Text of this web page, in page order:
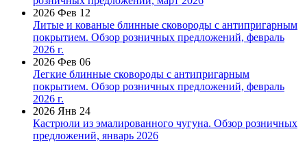
2026 Фев 12
Литые и кованые блинные сковороды с антипригарным
покрытием. Обзор розничных предложений, февраль
2026 г.
2026 Фев 06
Легкие блинные сковороды с антипригарным
покрытием. Обзор розничных предложений, февраль
2026 г.
2026 Янв 24
Кастрюли из эмалированного чугуна. Обзор розничных
предложений, январь 2026